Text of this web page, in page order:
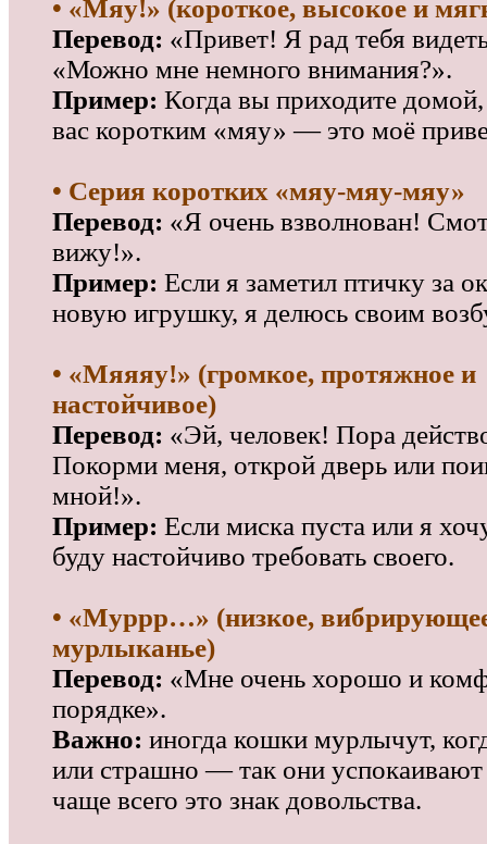
• «Мяу!» (короткое, высокое и
Перевод: «Привет! Я рад тебя
«Можно мне немного внимания?».
Пример: Когда вы приходите
вас коротким «мяу» — это моё
• Серия коротких «мяу-мяу-мяу»
Перевод: «Я очень взволнован!
вижу!».
Пример: Если я заметил птичку за
новую игрушку, я делюсь своим
• «Мяяяу!» (громкое, протяжное и
настойчивое)
Перевод: «Эй, человек! Пора
Покорми меня, открой дверь или
мной!».
Пример: Если миска пуста или я
буду настойчиво требовать своего.
• «Муррр…» (низкое,
мурлыканье)
Перевод: «Мне очень хорошо и
порядке».
Важно: иногда кошки мурлычут,
или страшно — так они
чаще всего это знак довольства.